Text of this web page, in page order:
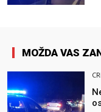
MOŽDA VAS